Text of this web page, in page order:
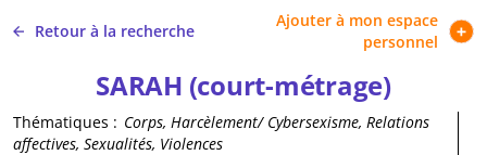
Retour à la recherche
Ajouter à mon espace
personnel
SARAH (court-métrage)
Thématiques : Corps, Harcèlement/ Cybersexisme, Relations
affectives, Sexualités, Violences